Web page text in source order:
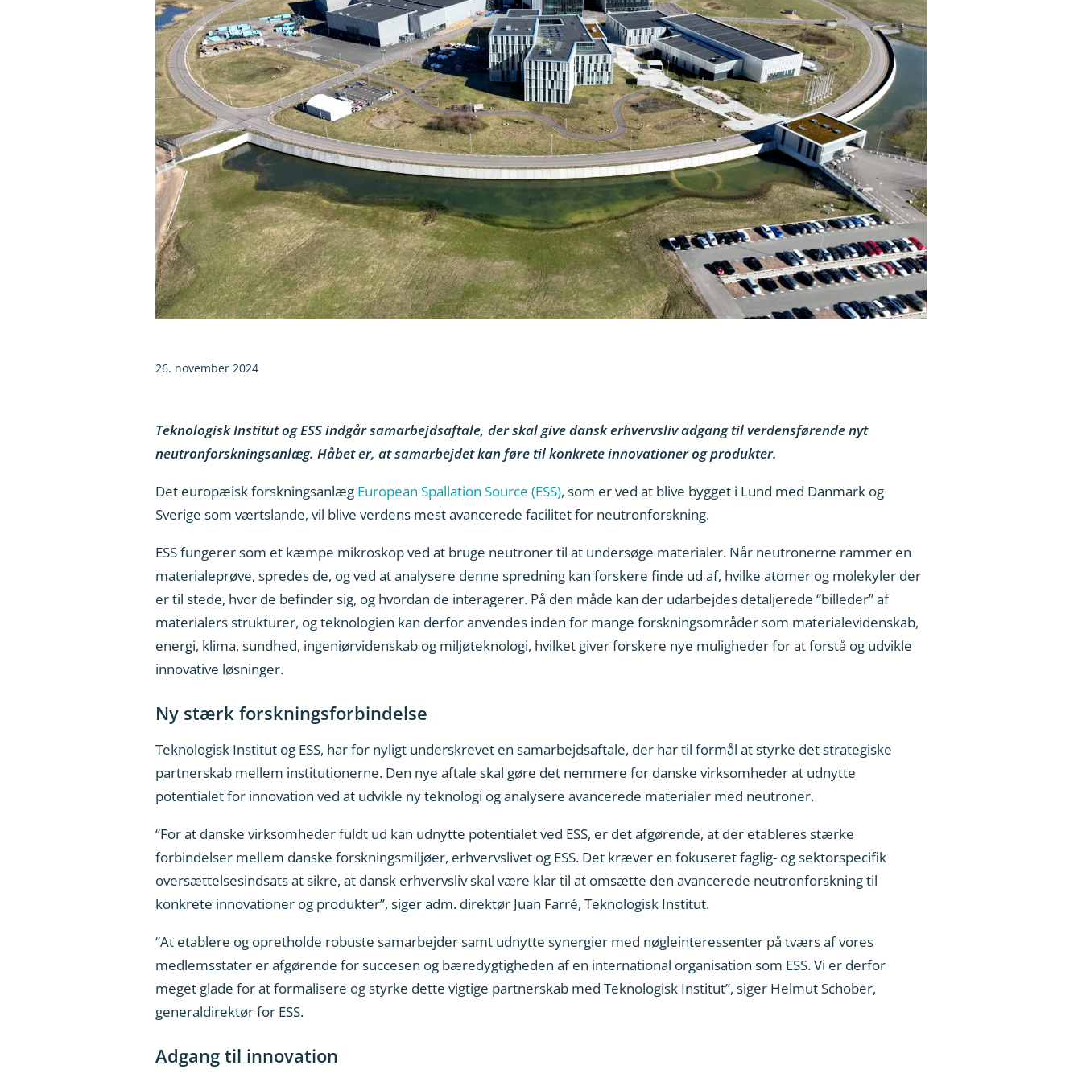
26. november 2024
Teknologisk Institut og ESS indgår samarbejdsaftale, der skal give dansk erhvervsliv adgang til verdensførende nyt
neutronforskningsanlæg. Håbet er, at samarbejdet kan føre til konkrete innovationer og produkter.
Det europæisk forskningsanlægEuropean Spallation Source (ESS), som er ved at blive bygget i Lund med Danmark og
Sverige som værtslande, vil blive verdens mest avancerede facilitet for neutronforskning.
ESS fungerer som et kæmpe mikroskop ved at bruge neutroner til at undersøge materialer. Når neutronerne rammer en
materialeprøve, spredes de, og ved at analysere denne spredning kan forskere finde ud af, hvilke atomer og molekyler der
er til stede, hvor de befinder sig, og hvordan de interagerer. På den måde kan der udarbejdes detaljerede “billeder” af
materialers strukturer, og teknologien kan derfor anvendes inden for mange forskningsområder som materialevidenskab,
energi, klima, sundhed, ingeniørvidenskab og miljøteknologi, hvilket giver forskere nye muligheder for at forstå og udvikle
innovative løsninger.
Ny stærk forskningsforbindelse
Teknologisk Institut og ESS, har for nyligt underskrevet en samarbejdsaftale, der har til formål at styrke det strategiske
partnerskab mellem institutionerne. Den nye aftale skal gøre det nemmere for danske virksomheder at udnytte
potentialet for innovation ved at udvikle ny teknologi og analysere avancerede materialer med neutroner.
“For at danske virksomheder fuldt ud kan udnytte potentialet ved ESS, er det afgørende, at der etableres stærke
forbindelser mellem danske forskningsmiljøer, erhvervslivet og ESS. Det kræver en fokuseret faglig- og sektorspecifik
oversættelsesindsats at sikre, at dansk erhvervsliv skal være klar til at omsætte den avancerede neutronforskning til
konkrete innovationer og produkter”, siger adm. direktør Juan Farré, Teknologisk Institut.
“At etablere og opretholde robuste samarbejder samt udnytte synergier med nøgleinteressenter på tværs af vores
medlemsstater er afgørende for succesen og bæredygtigheden af en international organisation som ESS. Vi er derfor
meget glade for at formalisere og styrke dette vigtige partnerskab med Teknologisk Institut”, siger Helmut Schober,
generaldirektør for ESS.
Adgang til innovation